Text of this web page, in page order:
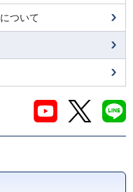
ついて